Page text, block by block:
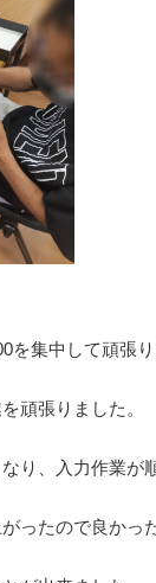
を集中して頑張り
頑張りました。
り、入力作業が
ったので良かった